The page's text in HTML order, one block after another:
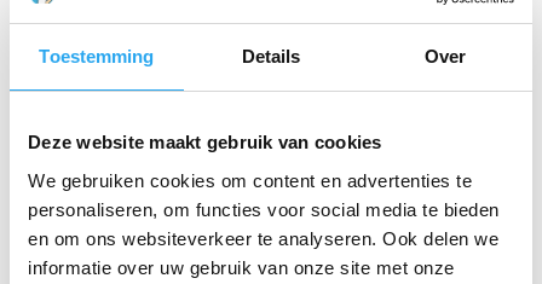
Toestemming Details Over
Deze website maakt gebruik van cookies
We gebruiken cookies om content en advertenties te
personaliseren, om functies voor social media te bieden
en om ons websiteverkeer te analyseren. Ook delen we
informatie over uw gebruik van onze site met onze
Toegankelijke Frisheid:Medium geurintensiteit
(3/5) voor een subtiele aanwezigheid.
Duurzaam Systeem:
Volledig vrij van aerosolen
en drijfgassen.
Flexibele Controle:Instelbaar voor een
geurcyclus van 30, 45, 60 of 90 dagen.